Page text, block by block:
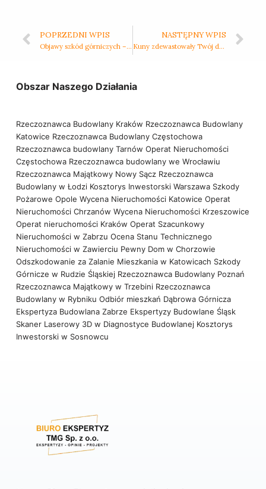
POPRZEDNI WPIS
Objawy szkód górniczych – jak rozpoznać pierwsze oznaki uszkodzeń budynku?
NASTĘPNY WPIS
Kuny zdewastowały Twój dach? Dowiedz się, jak udokumentować szkody i walczyć o odszkodowanie.
Obszar Naszego Działania
Rzeczoznawca Budowlany Kraków Rzeczoznawca Budowlany
Katowice Rzeczoznawca Budowlany Częstochowa
Rzeczoznawca budowlany Tarnów Operat Nieruchomości
Częstochowa Rzeczoznawca budowlany we Wrocławiu
Rzeczoznawca Majątkowy Nowy Sącz Rzeczoznawca
Budowlany w Łodzi Kosztorys Inwestorski Warszawa Szkody
Pożarowe Opole Wycena Nieruchomości Katowice Operat
Nieruchomości Chrzanów Wycena Nieruchomości Krzeszowice
Operat nieruchomości Kraków Operat Szacunkowy
Nieruchomości w Zabrzu Ocena Stanu Technicznego
Nieruchomości w Zawierciu Pewny Dom w Chorzowie
Odszkodowanie za Zalanie Mieszkania w Katowicach Szkody
Górnicze w Rudzie Śląskiej Rzeczoznawca Budowlany Poznań
Rzeczoznawca Majątkowy w Trzebini Rzeczoznawca
Budowlany w Rybniku Odbiór mieszkań Dąbrowa Górnicza
Ekspertyza Budowlana Zabrze Ekspertyzy Budowlane Śląsk
Skaner Laserowy 3D w Diagnostyce Budowlanej Kosztorys
Inwestorski w Sosnowcu